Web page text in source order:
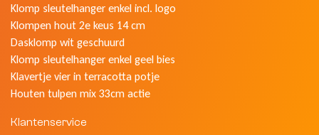
Klomp sleutelhanger enkel incl. logo
Klompen hout 2e keus 14 cm
Dasklomp wit geschuurd
Klomp sleutelhanger enkel geel bies
Klavertje vier in terracotta potje
Houten tulpen mix 33cm actie
Klantenservice